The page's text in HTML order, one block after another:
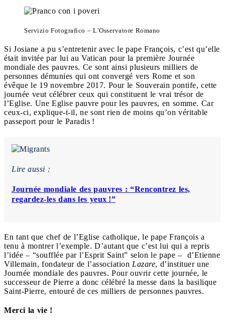
Servizio Fotografico – L’Osservatore Romano
Si Josiane a pu s’entretenir avec le pape François, c’est qu’elle
était invitée par lui au Vatican pour la première Journée
mondiale des pauvres. Ce sont ainsi plusieurs milliers de
personnes démunies qui ont convergé vers Rome et son
évêque le 19 novembre 2017. Pour le Souverain pontife, cette
journée veut célébrer ceux qui constituent le vrai trésor de
l’Eglise. Une Eglise pauvre pour les pauvres, en somme. Car
ceux-ci, explique-t-il, ne sont rien de moins qu’on véritable
passeport pour le Paradis !
Lire aussi :
Journée mondiale des pauvres : “Rencontrez les,
regardez-les dans les yeux !”
En tant que chef de l’Eglise catholique, le pape François a
tenu à montrer l’exemple. D’autant que c’est lui qui a repris
l’idée – “soufflée par l’Esprit Saint” selon le pape – d’Etienne
Villemain, fondateur de l’association Lazare, d’instituer une
Journée mondiale des pauvres. Pour ouvrir cette journée, le
successeur de Pierre a donc célébré la messe dans la basilique
Saint-Pierre, entouré de ces milliers de personnes pauvres.
Merci la vie !